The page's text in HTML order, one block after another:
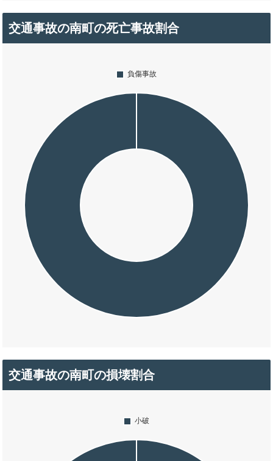
交通事故の南町の死亡事故割合
交通事故の南町の損壊割合